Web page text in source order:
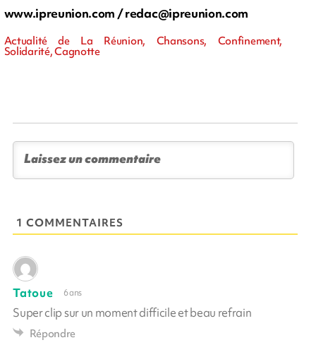
www.ipreunion.com /redac@ipreunion.com
Actualité de La Réunion, Chansons, Confinement,
Solidarité, Cagnotte
1 COMMENTAIRES
Tatoue 6 ans
Super clip sur un moment difficile et beau refrain
Répondre